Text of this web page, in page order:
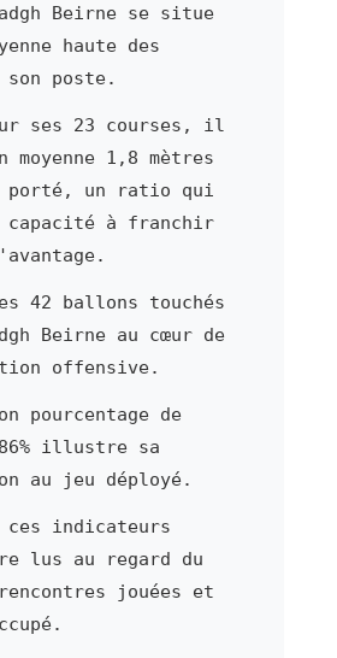
Beirne se situe
haute des
son poste.
ses 23 courses, il
moyenne 1,8 mètres
porté, un ratio qui
à franchir
42 ballons touchés
Beirne au cœur de
offensive.
pourcentage de
illustre sa
au jeu déployé.
indicateurs
lus au regard du
jouées et